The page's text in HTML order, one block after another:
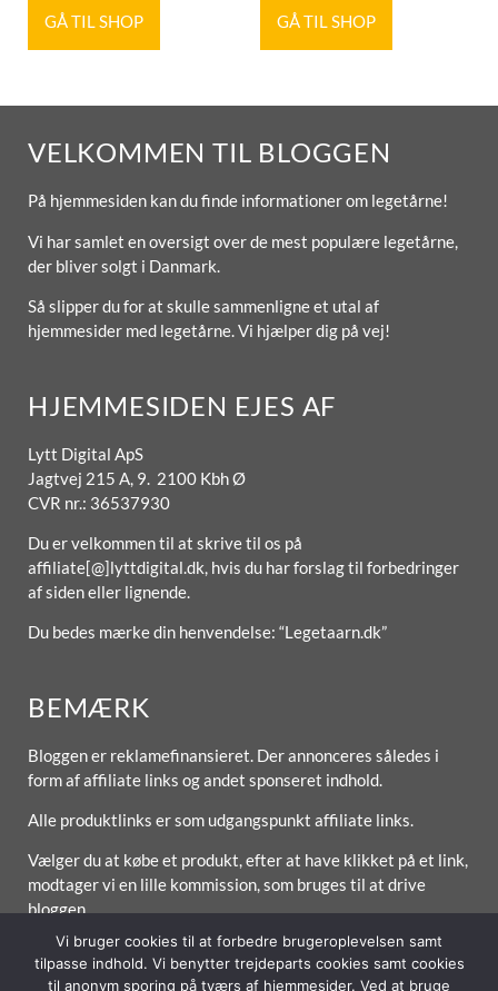
GÅ TIL SHOP GÅ TIL SHOP
VELKOMMEN TIL BLOGGEN
På hjemmesiden kan du finde informationer om legetårne!
Vi har samlet en oversigt over de mest populære legetårne,
der bliver solgt i Danmark.
Så slipper du for at skulle sammenligne et utal af
hjemmesider med legetårne. Vi hjælper dig på vej!
HJEMMESIDEN EJES AF
Lytt Digital ApS
Jagtvej 215 A, 9. 2100 Kbh Ø
CVR nr.: 36537930
Du er velkommen til at skrive til os på
affiliate[@]lyttdigital.dk, hvis du har forslag til forbedringer
af siden eller lignende.
Du bedes mærke din henvendelse: “Legetaarn.dk”
BEMÆRK
Bloggen er reklamefinansieret. Der annonceres således i
form af affiliate links og andet sponseret indhold.
Alle produktlinks er som udgangspunkt affiliate links.
Vælger du at købe et produkt, efter at have klikket på et link,
modtager vi en lille kommission, som bruges til at drive
bloggen.
Vi bruger cookies til at forbedre brugeroplevelsen samt
tilpasse indhold. Vi benytter trejdeparts cookies samt cookies
til anonym sporing på tværs af hjemmesider. Ved at bruge